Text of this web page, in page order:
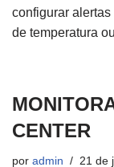
configurar
de temperatura
CENTER
por admin 21 de